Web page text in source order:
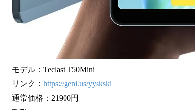
モデル：Teclast T50Mini
リンク： https://geni.us/yyskski
通常価格：21900円